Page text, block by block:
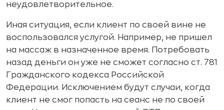
неудовлетворительное.
Иная ситуация, если клиент по своей вине не
воспользовался услугой. Например, не пришел
на массаж в назначенное время. Потребовать
назад деньги он уже не сможет согласно ст. 781
Гражданского кодекса Российской
Федерации. Исключением будут случаи, когда
клиент не смог попасть на сеанс не по своей